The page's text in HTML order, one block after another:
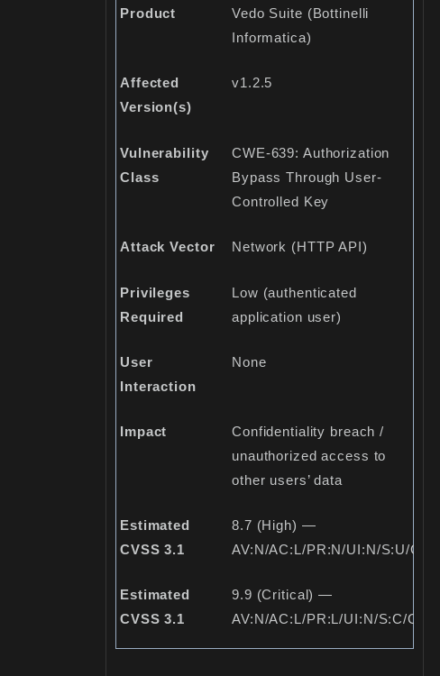
Product
Vedo Suite (Bottinelli
Informatica)
Affected
Version(s)
v1.2.5
Vulnerability
Class
CWE-639: Authorization
Bypass Through User-
Controlled Key
Attack Vector Network (HTTP API)
Privileges
Required
Low (authenticated
application user)
User
Interaction
None
Impact
Confidentiality breach /
unauthorized access to
other users’ data
Estimated
CVSS 3.1
8.7 (High) —
AV:N/AC:L/PR:N/UI:N/S:U/C:H/
Estimated
CVSS 3.1
9.9 (Critical) —
AV:N/AC:L/PR:L/UI:N/S:C/C:H/